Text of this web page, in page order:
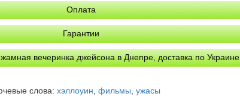
Оплата
Гарантии
вечеринка джейсона в Днепре, доставка по Украине
слова: хэллоуин фильмы ужасы